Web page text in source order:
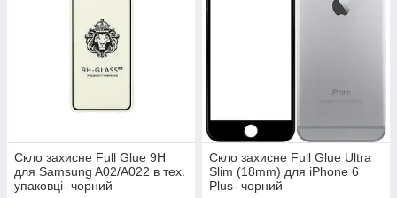
Скло захисне Full Glue 9H
для Samsung A02/A022 в тех.
упаковці- чорний
Скло захисне Full Glue Ultra
Slim (18mm) для iPhone 6
Plus- чорний